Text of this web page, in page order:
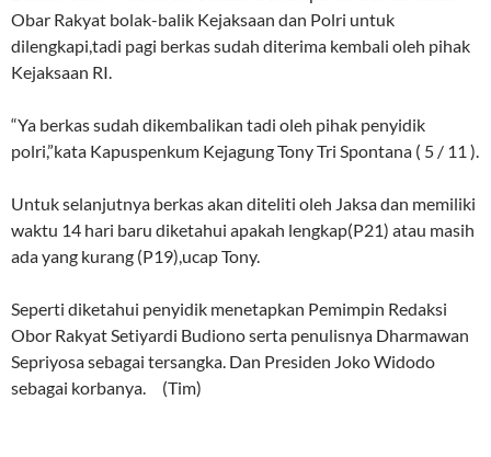
Obar Rakyat bolak-balik Kejaksaan dan Polri untuk
dilengkapi,tadi pagi berkas sudah diterima kembali oleh pihak
Kejaksaan RI.
“Ya berkas sudah dikembalikan tadi oleh pihak penyidik
polri,”kata Kapuspenkum Kejagung Tony Tri Spontana ( 5 / 11 ).
Untuk selanjutnya berkas akan diteliti oleh Jaksa dan memiliki
waktu 14 hari baru diketahui apakah lengkap(P21) atau masih
ada yang kurang (P19),ucap Tony.
Seperti diketahui penyidik menetapkan Pemimpin Redaksi
Obor Rakyat Setiyardi Budiono serta penulisnya Dharmawan
Sepriyosa sebagai tersangka. Dan Presiden Joko Widodo
sebagai korbanya. (Tim)